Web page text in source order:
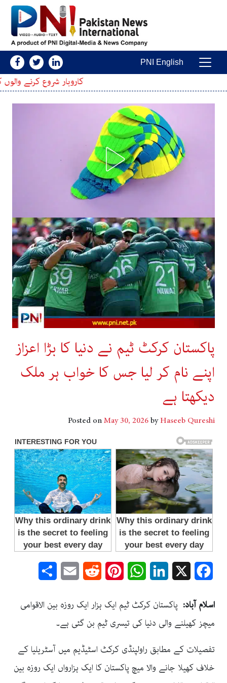
Main Navigation
PNI English
کاروبار شروع کرنے والوں کیلئے بڑی
پاکستان کرکٹ ٹیم نے دنیا کا بڑا اعزاز
اپنے نام کر لیا جس کا خواب ہر ملک
دیکھتا ہے
Posted onMay 30, 2026byHaseeb Qureshi
Facebook
LinkedIn
WhatsApp
Pinterest
Reddit
Email
اسلام آباد: پاکستان کرکٹ ٹیم ایک ہزار ایک روزہ بین الاقوامی
میچز کھیلنے والی دنیا کی تیسری ٹیم بن گئی ہے۔
تفصیلات کے مطابق راولپنڈی کرکٹ اسٹیڈیم میں آسٹریلیا کے
خلاف کھیلا جانے والا میچ پاکستان کا ایک ہزارواں ایک روزہ بین